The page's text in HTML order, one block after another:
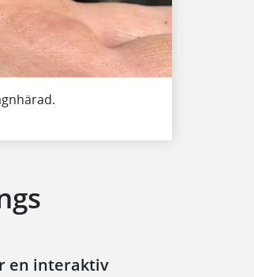
en interaktiv